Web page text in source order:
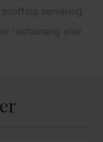
servering
restaurang eller